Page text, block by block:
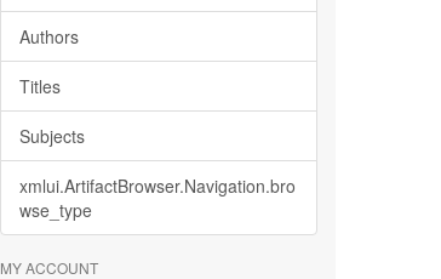
Authors
Titles
Subjects
xmlui.ArtifactBrowser.Navigation.bro
wse_type
MY ACCOUNT